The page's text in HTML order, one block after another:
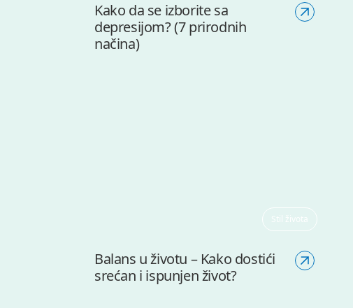
Kako da se izborite sa
depresijom? (7 prirodnih
načina)
Stil života
Balans u životu – Kako dostići
srećan i ispunjen život?